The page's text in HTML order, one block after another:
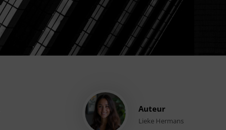
Auteur
Lieke Hermans